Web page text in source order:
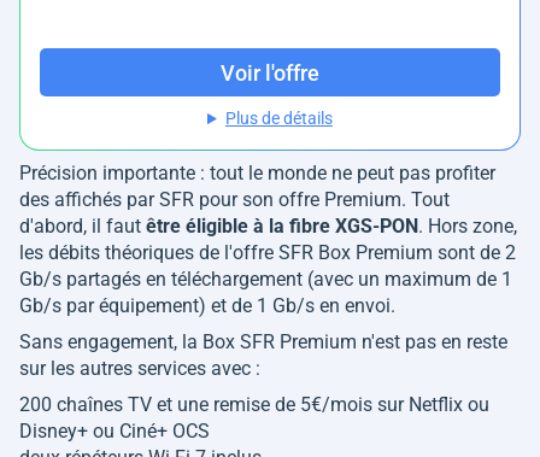
Voir l'offre
Plus de détails
Précision importante : tout le monde ne peut pas profiter
des affichés par SFR pour son offre Premium. Tout
d'abord, il faut être éligible à la fibre XGS-PON . Hors zone,
les débits théoriques de l'offre SFR Box Premium sont de 2
Gb/s partagés en téléchargement (avec un maximum de 1
Gb/s par équipement) et de 1 Gb/s en envoi.
Sans engagement, la Box SFR Premium n'est pas en reste
sur les autres services avec :
200 chaînes TV et une remise de 5€/mois sur Netflix ou
Disney+ ou Ciné+ OCS